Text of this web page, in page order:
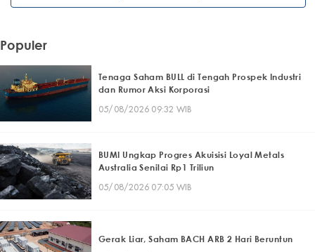
Populer
Tenaga Saham BULL di Tengah Prospek Industri
dan Rumor Aksi Korporasi
05/08/2026 09:32 WIB
BUMI Ungkap Progres Akuisisi Loyal Metals
Australia Senilai Rp1 Triliun
05/08/2026 07:05 WIB
Gerak Liar, Saham BACH ARB 2 Hari Beruntun